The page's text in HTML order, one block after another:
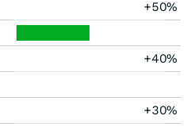
+50%
+40%
+30%